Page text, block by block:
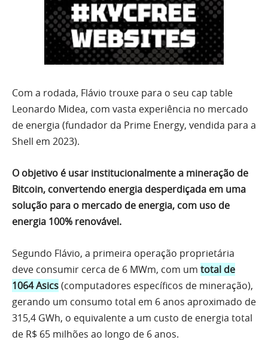
Com a rodada, Flávio trouxe para o seu cap table
Leonardo Midea, com vasta experiência no mercado
de energia (fundador da Prime Energy, vendida para a
Shell em 2023).
O objetivo é usar institucionalmente a mineração de
Bitcoin, convertendo energia desperdiçada em uma
solução para o mercado de energia, com uso de
energia 100% renovável.
Segundo Flávio, a primeira operação proprietária
deve consumir cerca de 6 MWm, com um total de
1064 Asics(computadores específicos de mineração),
gerando um consumo total em 6 anos aproximado de
315,4 GWh, o equivalente a um custo de energia total
de R$ 65 milhões ao longo de 6 anos.